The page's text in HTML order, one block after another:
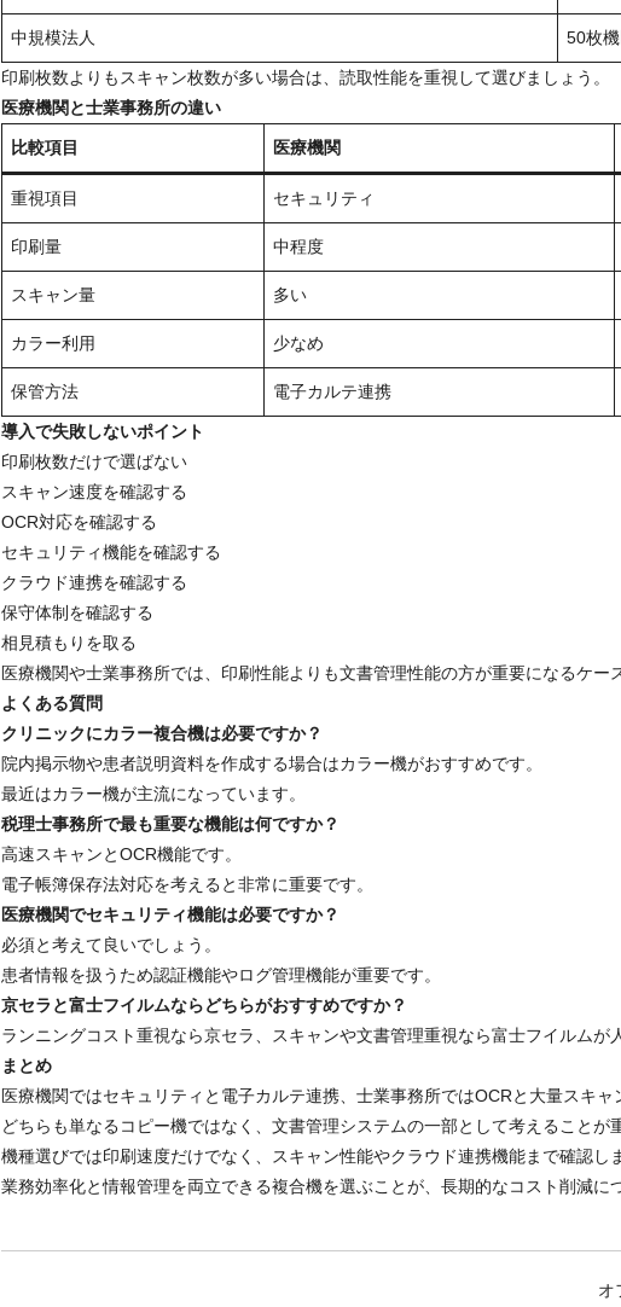
中規模法人 50枚
印刷枚数よりもスキャン枚数が多い場合は、読取性能を重視して選びましょう。
医療機関と士業事務所の違い
比較項目 医療機関
重視項目 セキュリティ
印刷量 中程度
スキャン量 多い
カラー利用 少なめ
保管方法 電子カルテ連携
導入で失敗しないポイント
印刷枚数だけで選ばない
スキャン速度を確認する
OCR対応を確認する
セキュリティ機能を確認する
クラウド連携を確認する
保守体制を確認する
相見積もりを取る
医療機関や士業事務所では、印刷性能よりも文書管理性能の方が重要になるケー
よくある質問
クリニックにカラー複合機は必要ですか？
院内掲示物や患者説明資料を作成する場合はカラー機がおすすめです。
最近はカラー機が主流になっています。
税理士事務所で最も重要な機能は何ですか？
高速スキャンとOCR機能です。
電子帳簿保存法対応を考えると非常に重要です。
医療機関でセキュリティ機能は必要ですか？
必須と考えて良いでしょう。
患者情報を扱うため認証機能やログ管理機能が重要です。
京セラと富士フイルムならどちらがおすすめですか？
ランニングコスト重視なら京セラ、スキャンや文書管理重視なら富士フイルムが
まとめ
医療機関ではセキュリティと電子カルテ連携、士業事務所ではOCRと大量スキャ
どちらも単なるコピー機ではなく、文書管理システムの一部として考えることが
機種選びでは印刷速度だけでなく、スキャン性能やクラウド連携機能まで確認し
業務効率化と情報管理を両立できる複合機を選ぶことが、長期的なコスト削減に